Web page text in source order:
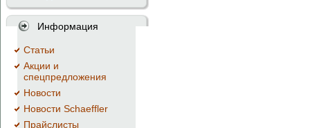
Информация
Cтатьи
Акции и
спецпредложения
Новости
Новости Schaeffler
Прайслисты